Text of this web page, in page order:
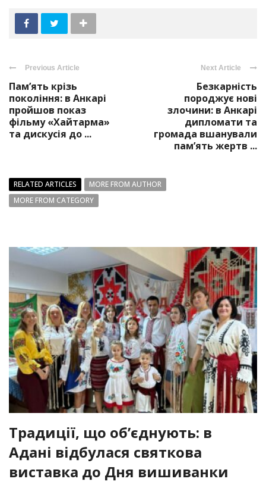
Previous Article
Пам’ять крізь
покоління: в Анкарі
пройшов показ
фільму «Хайтарма»
та дискусія до ...
Next Article
Безкарність
породжує нові
злочини: в Анкарі
дипломати та
громада вшанували
пам’ять жертв ...
RELATED ARTICLES
MORE FROM AUTHOR
MORE FROM CATEGORY
Традиції, що об’єднують: в
Адані відбулася святкова
виставка до Дня вишиванки